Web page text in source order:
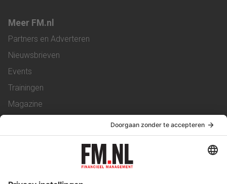
Meer FM.nl
Partners en Adverteren
Nieuwsbrieven
Events
Trainingen
Magazine
Service & Contact